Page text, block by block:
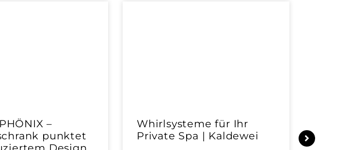
–
punktet
Whirlsysteme für Ihr
Private Spa | Kaldewei